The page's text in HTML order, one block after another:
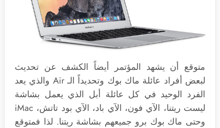
متوقع أن يشهد المؤتمر أيضاً الكشف عن تحديث
لبعض أفراد عائلة ماك بوك وتحديداً الـ Air والذي يعد
الفرد الوحيد في كل عائلة أبل الذي يعمل بشاشة
ليست ريتنا، الآي فون، الآي باد، الآي بود تاتش، iMac
وحتى ماك بوك برو جميعهم بشاشة ريتنا. لذا فمتوقع